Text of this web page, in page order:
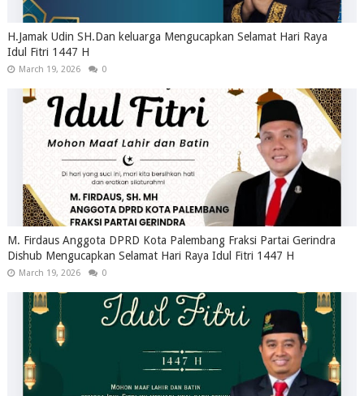
H.Jamak Udin SH.Dan keluarga Mengucapkan Selamat Hari Raya
Idul Fitri 1447 H
March 19, 2026 0
M. Firdaus Anggota DPRD Kota Palembang Fraksi Partai Gerindra
Dishub Mengucapkan Selamat Hari Raya Idul Fitri 1447 H
March 19, 2026 0